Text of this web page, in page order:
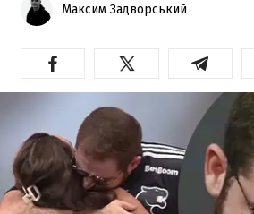
Максим Задворський